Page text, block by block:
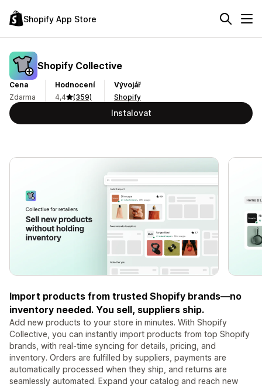
Shopify App Store
Shopify Collective
Cena
Zdarma
Hodnocení
4,4
(359)
Vývojář
Shopify
Instalovat
Import products from trusted Shopify brands—no
inventory needed. You sell, suppliers ship.
Add new products to your store in minutes. With Shopify
Collective, you can instantly import products from top Shopify
brands, with real-time syncing for details, pricing, and
inventory. Orders are fulfilled by suppliers, payments are
automatically processed when they ship, and returns are
seamlessly automated. Expand your catalog and reach new